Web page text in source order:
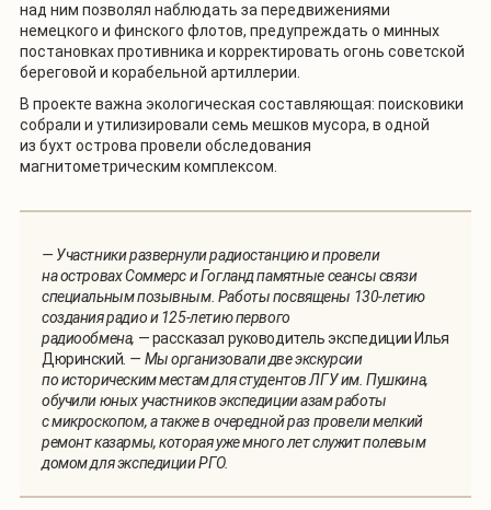
над ним позволял наблюдать за передвижениями
немецкого и финского флотов, предупреждать о минных
постановках противника и корректировать огонь советской
береговой и корабельной артиллерии.
В проекте важна экологическая составляющая: поисковики
собрали и утилизировали семь мешков мусора, в одной
из бухт острова провели обследования
магнитометрическим комплексом.
— Участники развернули радиостанцию и провели
на островах Соммерс и Гогланд памятные сеансы связи
специальным позывным. Работы посвящены 130-летию
создания радио и 125-летию первого
радиообмена, — рассказал руководитель экспедиции Илья
Дюринский. — Мы организовали две экскурсии
по историческим местам для студентов ЛГУ им. Пушкина,
обучили юных участников экспедиции азам работы
с микроскопом, а также в очередной раз провели мелкий
ремонт казармы, которая уже много лет служит полевым
домом для экспедиции РГО.